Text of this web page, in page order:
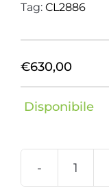
Tag: CL2886
€630,00
Disponibile
Collana